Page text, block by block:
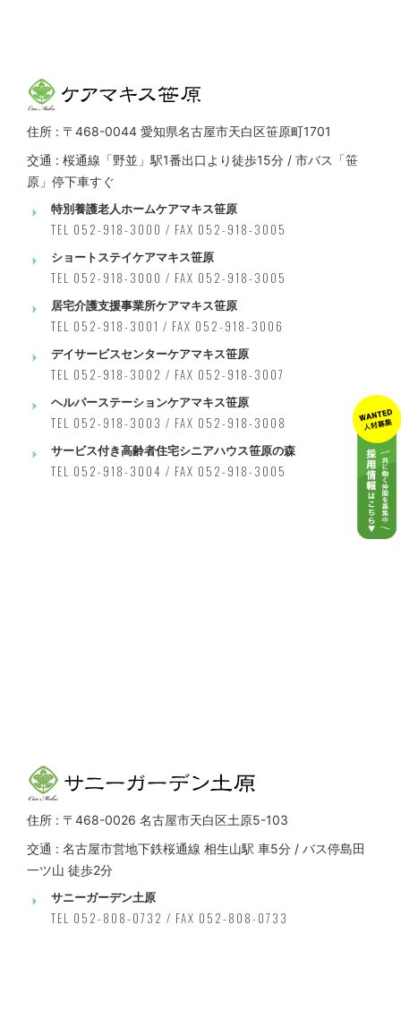
住所 : 〒468-0044 愛知県名古屋市天白区笹原町1701
交通 : 桜通線「野並」駅1番出口より徒歩15分 / 市バス「笹
原」停下車すぐ
特別養護老人ホームケアマキス笹原
TEL 052-918-3000 / FAX 052-918-3005
ショートステイケアマキス笹原
TEL 052-918-3000 / FAX 052-918-3005
居宅介護支援事業所ケアマキス笹原
TEL 052-918-3001 / FAX 052-918-3006
デイサービスセンターケアマキス笹原
TEL 052-918-3002 / FAX 052-918-3007
ヘルパーステーションケアマキス笹原
TEL 052-918-3003 / FAX 052-918-3008
サービス付き高齢者住宅シニアハウス笹原の森
TEL 052-918-3004 / FAX 052-918-3005
住所 : 〒468-0026 名古屋市天白区土原5-103
交通 : 名古屋市営地下鉄桜通線 相生山駅 車5分 / バス停島田
一ツ山 徒歩2分
サニーガーデン土原
TEL 052-808-0732 / FAX 052-808-0733